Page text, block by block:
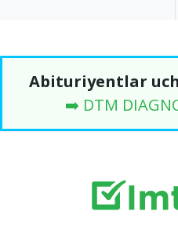
Abituriyentlar
➡️ DTM